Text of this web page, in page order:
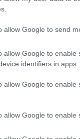
allow Google to send
allow Google to
identifiers in apps.
allow Google to
allow Google to enable
πράξεις
χρόνια
κάνουν έναρξη
και
του